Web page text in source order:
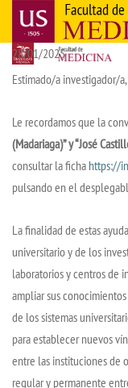
main
content
Navegación
principal
28/01/2025
Estimado/a investigador/a,
Le recordamos que la
(Madariaga)” y “José
consultar la ficha https://
pulsando en el
La finalidad de estas
universitario y de los
laboratorios y centros de
ampliar sus
de los sistemas
para establecer nuevos
entre las instituciones de
regular y permanente